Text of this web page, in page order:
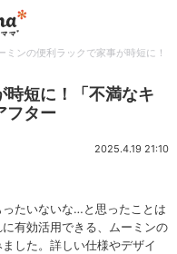
ミンの便利ラックで家事が時短に！
時短に！「不満なキ
フター
2025.4.19 21:10
たいないな…と思ったことは
有効活用できる、ムーミンの
した。詳しい仕様やデザイ